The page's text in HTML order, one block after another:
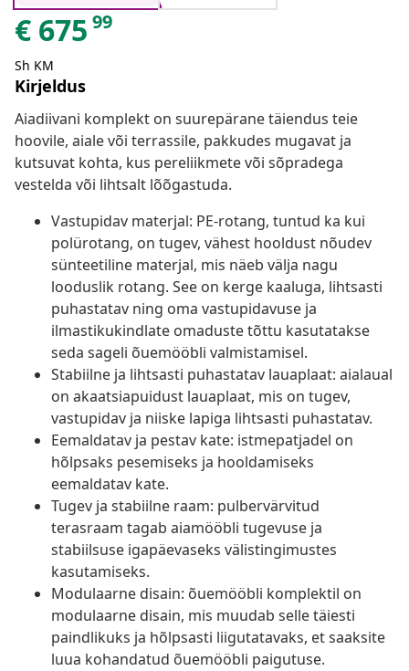
€ 675 99
Sh KM
Kirjeldus
Aiadiivani komplekt on suurepärane täiendus teie
hoovile, aiale või terrassile, pakkudes mugavat ja
kutsuvat kohta, kus pereliikmete või sõpradega
vestelda või lihtsalt lõõgastuda.
Vastupidav materjal: PE-rotang, tuntud ka kui
polürotang, on tugev, vähest hooldust nõudev
sünteetiline materjal, mis näeb välja nagu
looduslik rotang. See on kerge kaaluga, lihtsasti
puhastatav ning oma vastupidavuse ja
ilmastikukindlate omaduste tõttu kasutatakse
seda sageli õuemööbli valmistamisel.
Stabiilne ja lihtsasti puhastatav lauaplaat: aialaual
on akaatsiapuidust lauaplaat, mis on tugev,
vastupidav ja niiske lapiga lihtsasti puhastatav.
Eemaldatav ja pestav kate: istmepatjadel on
hõlpsaks pesemiseks ja hooldamiseks
eemaldatav kate.
Tugev ja stabiilne raam: pulbervärvitud
terasraam tagab aiamööbli tugevuse ja
stabiilsuse igapäevaseks välistingimustes
kasutamiseks.
Modulaarne disain: õuemööbli komplektil on
modulaarne disain, mis muudab selle täiesti
paindlikuks ja hõlpsasti liigutatavaks, et saaksite
luua kohandatud õuemööbli paigutuse.